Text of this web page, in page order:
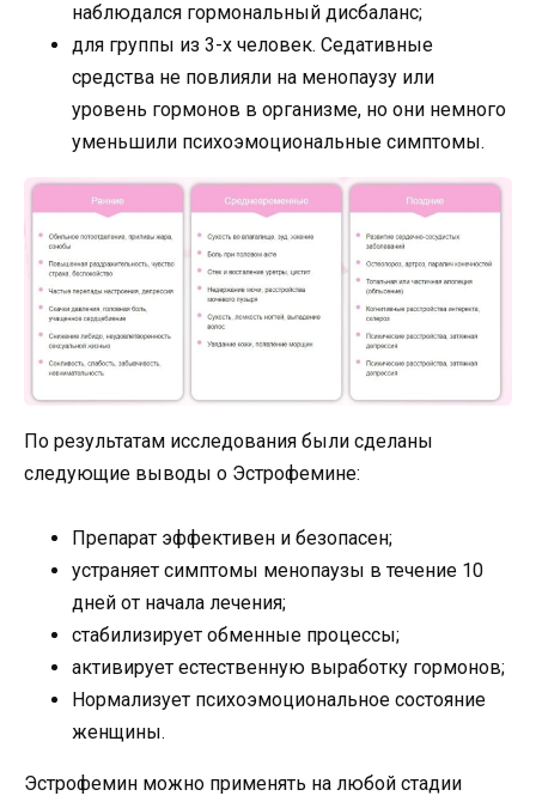
наблюдался гормональный дисбаланс;
для группы из 3-х человек. Седативные
средства не повлияли на менопаузу или
уровень гормонов в организме, но они немного
уменьшили психоэмоциональные симптомы.
По результатам исследования были сделаны
следующие выводы о Эстрофемине:
Препарат эффективен и безопасен;
устраняет симптомы менопаузы в течение 10
дней от начала лечения;
стабилизирует обменные процессы;
активирует естественную выработку гормонов;
Нормализует психоэмоциональное состояние
женщины.
Эстрофемин можно применять на любой стадии